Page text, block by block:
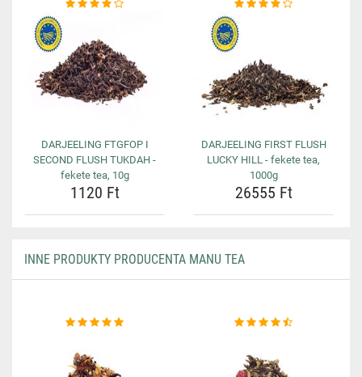
DARJEELING FTGFOP I
SECOND FLUSH TUKDAH -
fekete tea, 10g
1120 Ft
DARJEELING FIRST FLUSH
LUCKY HILL - fekete tea,
1000g
26555 Ft
INNE PRODUKTY PRODUCENTA MANU TEA